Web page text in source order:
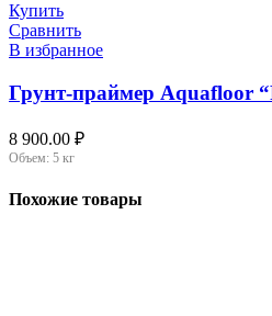
Купить
Сравнить
В избранное
Грунт-праймер Aquafloor
8 900.00 ₽
Объем: 5 кг
Похожие товары